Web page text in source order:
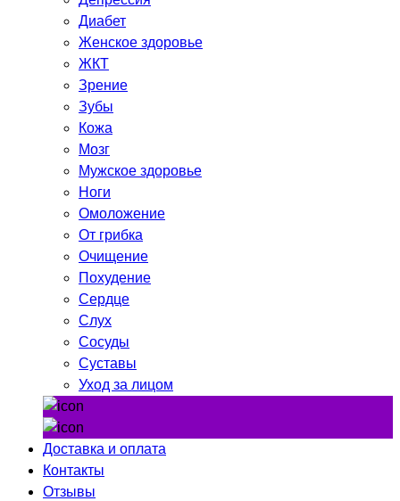
Диабет
Женское здоровье
ЖКТ
Зрение
Зубы
Кожа
Мозг
Мужское здоровье
Ноги
Омоложение
От грибка
Очищение
Похудение
Сердце
Слух
Сосуды
Суставы
Уход за лицом
Доставка и оплата
Контакты
Отзывы